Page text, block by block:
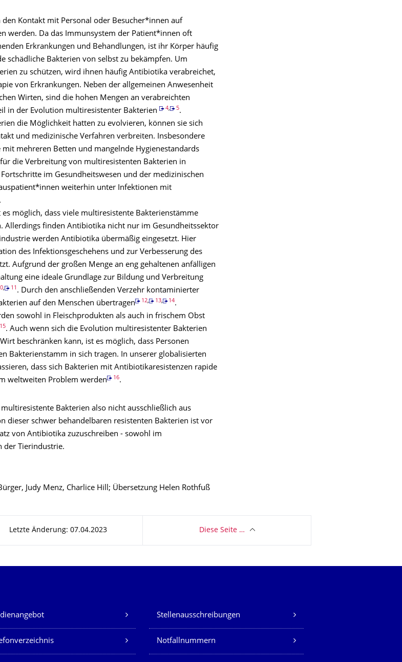
Kontakt mit Personal oder Besucher*innen auf
werden. Da das Immunsystem der Patient*innen oft
Erkrankungen und Behandlungen, ist ihr Körper häufig
schädliche Bakterien von selbst zu bekämpfen. Um
zu schützen, wird ihnen häufig Antibiotika verabreichet,
von Erkrankungen. Neben der allgemeinen Anwesenheit
Wirten, sind die hohen Mengen an verabreichten
in der Evolution multiresistenter Bakterien
4, 5.
die Möglichkeit hatten zu evolvieren, können sie sich
und medizinische Verfahren verbreiten. Insbesondere
mit mehreren Betten und mangelnde Hygienestandards
die Verbreitung von multiresistenten Bakterien in
im Gesundheitswesen und der medizinischen
weiterhin unter Infektionen mit
.
möglich, dass viele multiresistente Bakterienstämme
Allerdings finden Antibiotika nicht nur im Gesundheitssektor
werden Antibiotika übermäßig eingesetzt. Hier
des Infektionsgeschehens und zur Verbesserung des
Aufgrund der großen Menge an eng gehaltenen anfälligen
eine ideale Grundlage zur Bildung und Verbreitung
, 11 . Durch den anschließenden Verzehr kontaminierter
auf den Menschen übertragen
12, 13, 14.
sowohl in Fleischprodukten als auch in frischem Obst
15. Auch wenn sich die Evolution multiresistenter Bakterien
beschränken kann, ist es möglich, dass Personen
Bakterienstamm in sich tragen. In unserer globalisierten
dass sich Bakterien mit Antibiotikaresistenzen rapide
weltweiten Problem werden
16.
Bakterien also nicht ausschließlich aus
dieser schwer behandelbaren resistenten Bakterien ist vor
von Antibiotika zuzuschreiben - sowohl im
der Tierindustrie.
Judy Menz, Charlice Hill; Übersetzung Helen Rothfuß
Letzte Änderung: 07.04.2023 Diese Seite …
Dienste
Stellenausschreibungen
Notfallnummern